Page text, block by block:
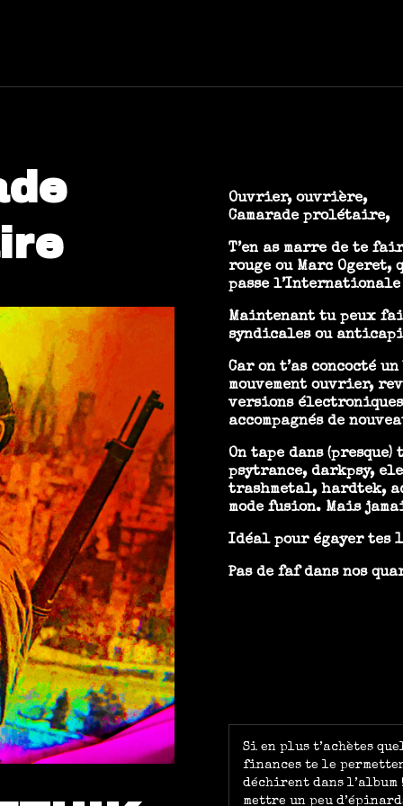
Ouvrier, ouvrière,
Camarade prolétaire,
T’en as marre de te
rouge ou Marc
passe l’Internationale
Maintenant tu peux
syndicales ou
Car on t’as concocté
mouvement ouvrier,
versions
accompagnés de
On tape dans
psytrance, darkpsy,
trashmetal, hardtek,
mode fusion. Mais
Idéal pour égayer tes
Pas de faf dans nos
Si en plus t’achètes
finances te le
déchirent dans l’album
mettre un peu